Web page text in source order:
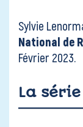
Sylvie
National de
Février 2023.
La